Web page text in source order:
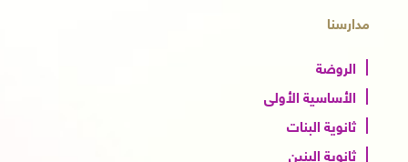
مدارسنا
الروضة
الأساسية الأولى
ثانوية البنات
ثانوية البنين